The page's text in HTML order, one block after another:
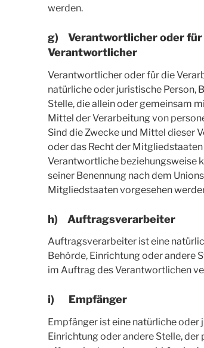
werden.
g) Verantwortlicher oder für
Verantwortlicher
Verantwortlicher oder für die
natürliche oder juristische Person,
Stelle, die allein oder gemeinsam
Mittel der Verarbeitung von
Sind die Zwecke und Mittel dieser
oder das Recht der
Verantwortliche beziehungsweise
seiner Benennung nach dem
Mitgliedstaaten vorgesehen
h) Auftragsverarbeiter
Auftragsverarbeiter ist eine
Behörde, Einrichtung oder andere
im Auftrag des Verantwortlichen
i) Empfänger
Empfänger ist eine natürliche oder
Einrichtung oder andere Stelle,